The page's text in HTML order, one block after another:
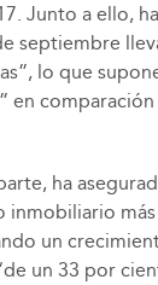
Junto a ello,
septiembre
lo que
en
ha
inmobiliario
un
un 33 por